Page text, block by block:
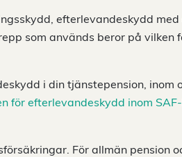
efterlevandeskydd
som används beror på vilken
i din tjänstepension, inom
för efterlevandeskydd inom
För allmän pension